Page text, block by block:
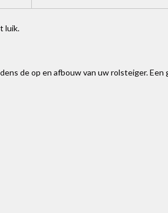
luik.
de op en afbouw van uw rolsteiger.